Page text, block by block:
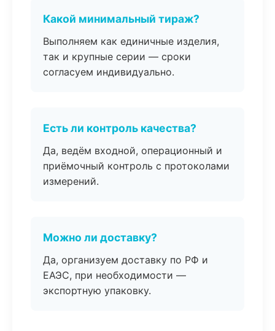
Какой минимальный тираж?
Выполняем как единичные изделия,
так и крупные серии — сроки
согласуем индивидуально.
Есть ли контроль качества?
Да, ведём входной, операционный и
приёмочный контроль с протоколами
измерений.
Можно ли доставку?
Да, организуем доставку по РФ и
ЕАЭС, при необходимости —
экспортную упаковку.